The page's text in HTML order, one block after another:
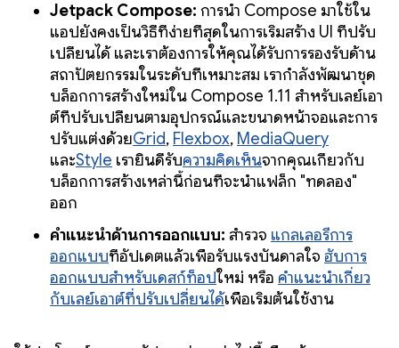
Jetpack Compose: การนำ Compose มาใช้ใน
แอปยังคงเป็นวิธีที่ง่ายที่สุดในการเริ่มสร้าง UI ที่ปรับ
เปลี่ยนได้ และเราต้องการให้คุณได้รับการรองรับด้าน
สถาปัตยกรรมในระดับที่เหมาะสม เรากำลังพัฒนาชุด
บล็อกการสร้างใหม่ใน Compose 1.11 สำหรับเลย์เอา
ต์ที่ปรับเปลี่ยนตามอุปกรณ์และขนาดหน้าจอและการ
ปรับแต่งด้วยGrid, Flexbox, MediaQuery
และStyle เรายินดีรับความคิดเห็นจากคุณเกี่ยวกับ
บล็อกการสร้างเหล่านี้ก่อนที่จะนำแฟล็ก "ทดลอง"
ออก
คำแนะนำด้านการออกแบบ: สำรวจ แกลเลอรีการ
ออกแบบที่อัปเดตแล้วเพื่อรับแรงบันดาลใจ ฮับการ
ออกแบบสำหรับเดสก์ท็อปใหม่ หรือ คำแนะนำเกี่ยว
กับเลย์เอาต์ที่ปรับเปลี่ยนได้เพื่อเริ่มต้นใช้งาน